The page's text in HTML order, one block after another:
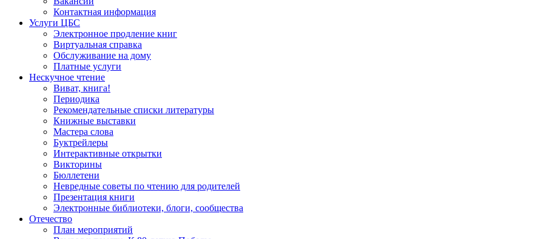
Контактная информация
Услуги ЦБС
Электронное продление книг
Виртуальная справка
Обслуживание на дому
Платные услуги
Нескучное чтение
Виват, книга!
Периодика
Рекомендательные списки литературы
Книжные выставки
Мастера слова
Буктрейлеры
Интерактивные открытки
Викторины
Бюллетени
Невредные советы по чтению для родителей
Презентация книги
Электронные библиотеки, блоги, сообщества
Отечество
План мероприятий